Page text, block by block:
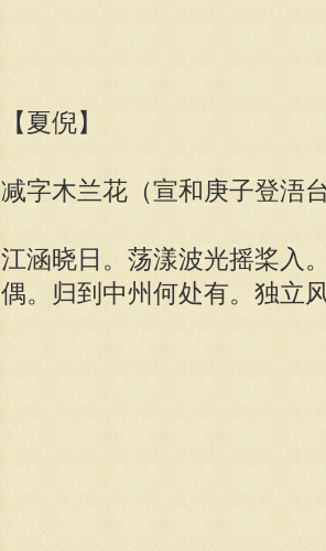
【夏倪】
减字木兰花（宣和庚子登浯
江涵晓日。荡漾波光摇桨入
偶。归到中州何处有。独立